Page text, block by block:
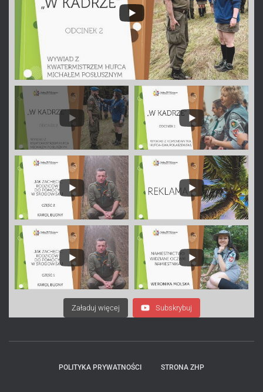
Załaduj więcej Subskrybuj
POLITYKA PRYWATNOŚCI STRONA ZHP